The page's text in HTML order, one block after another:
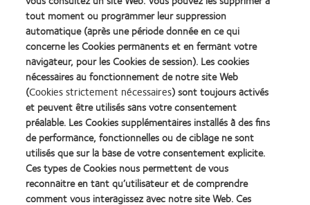
Fabricant : CooperVision Manufacturing Ltd. Dispositifs médicaux non pris en charge par
l’Assurance Maladie excepté si prescription dans les indications suivantes : astigmatisme
irrégulier, myopie ≥ 8,00D, strabisme accommodatif, aphakie, anisométropie à 3,00D,
kératocône. COOPERVISION SAS au capital de 71 712€ dont le siège social est situé
Immeuble Les 2 Arcs bât B – 1800 Route des Crêtes B.P. 273 - 06905 Sophia Antipolis
Cedex, France et immatriculée au RCS de Grasse sous le n°39200221800049. Octobre
2024. Support à destination des professionnels. COO-0847-002. MyDay
, Aquaform
Optimised Toric Lens Geometry™ sont des marques déposées et des marques commerciales
de The Cooper Companies, Inc. et de ses filiales. © 2024 CooperVision
SA12681 / APP133484
tout moment ou programmer leur suppression
automatique (après une période donnée en ce qui
concerne les Cookies permanents et en fermant votre
navigateur, pour les Cookies de session). Les cookies
nécessaires au fonctionnement de notre site Web
(Cookies strictement nécessaires) sont toujours activés
et peuvent être utilisés sans votre consentement
préalable. Les Cookies supplémentaires installés à des fins
de performance, fonctionnelles ou de ciblage ne sont
utilisés que sur la base de votre consentement explicite.
Ces types de Cookies nous permettent de vous
reconnaitre en tant qu’utilisateur et de comprendre
comment vous interagissez avec notre site Web. Ces